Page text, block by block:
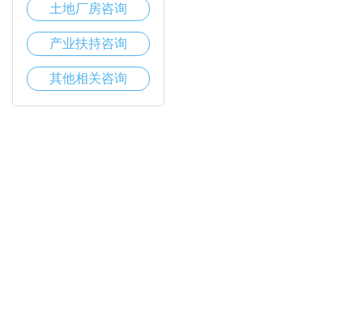
土地厂房咨询
产业扶持咨询
其他相关咨询